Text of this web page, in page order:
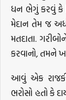
ધન ભેગું કરવું કે
મેદાન તેમ જ
મતદાતા.
કરવાનો, તમને
આવું એક
ભરોસો હતો કે